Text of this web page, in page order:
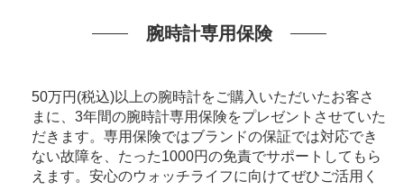
腕時計専用保険
50万円(税込)以上の腕時計をご購入いただいたお客さ
まに、3年間の腕時計専用保険をプレゼントさせていた
だきます。専用保険ではブランドの保証では対応でき
ない故障を、たった1000円の免責でサポートしてもら
えます。安心のウォッチライフに向けてぜひご活用く